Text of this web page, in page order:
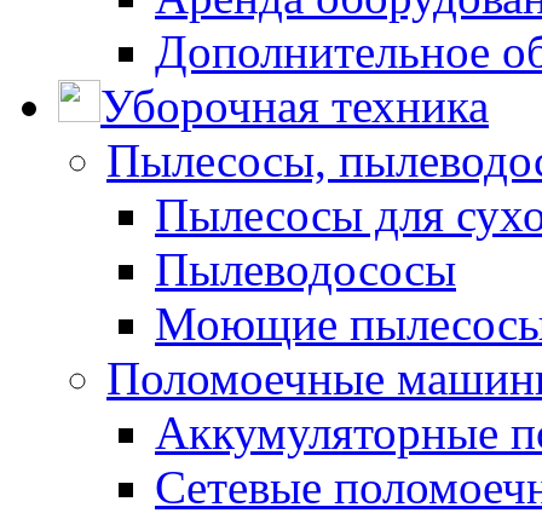
Дополнительное
Уборочная техника
Пылесосы,
Пылесосы для
Пылеводососы
Моющие пылесосы
Поломоечные
Аккумуляторные
Сетевые